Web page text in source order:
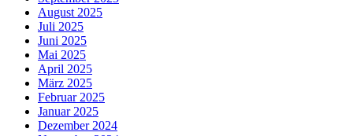
August 2025
Juli 2025
Juni 2025
Mai 2025
April 2025
März 2025
Februar 2025
Januar 2025
Dezember 2024